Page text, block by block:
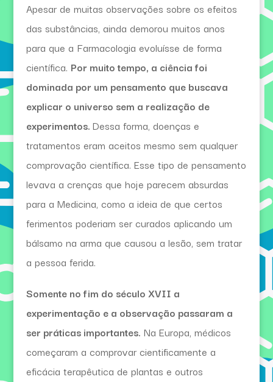
Apesar de muitas observações sobre os efeitos
das substâncias, ainda demorou muitos anos
para que a Farmacologia evoluísse de forma
científica. Por muito tempo, a ciência foi
dominada por um pensamento que buscava
explicar o universo sem a realização de
experimentos.Dessa forma, doenças e
tratamentos eram aceitos mesmo sem qualquer
comprovação científica. Esse tipo de pensamento
levava a crenças que hoje parecem absurdas
para a Medicina, como a ideia de que certos
ferimentos poderiam ser curados aplicando um
bálsamo na arma que causou a lesão, sem tratar
a pessoa ferida.
Somente no fim do século XVII a
experimentação e a observação passaram a
ser práticas importantes. Na Europa, médicos
começaram a comprovar cientificamente a
eficácia terapêutica de plantas e outros